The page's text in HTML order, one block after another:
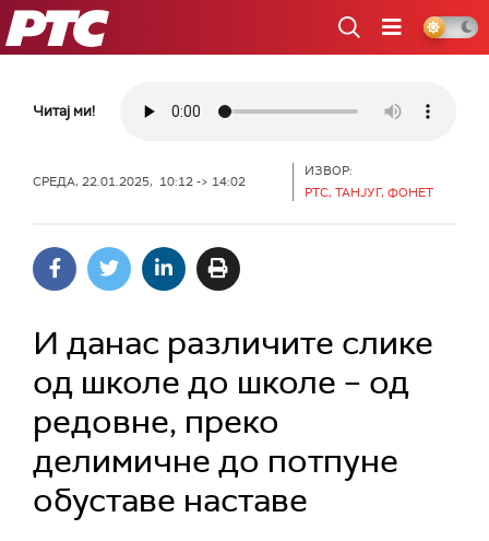
РТС
Читај ми!
СРЕДА, 22.01.2025, 10:12 -> 14:02
ИЗВОР:
РТС, ТАНЈУГ, ФОНЕТ
И данас различите слике
од школе до школе – од
редовне, преко
делимичне до потпуне
обуставе наставе